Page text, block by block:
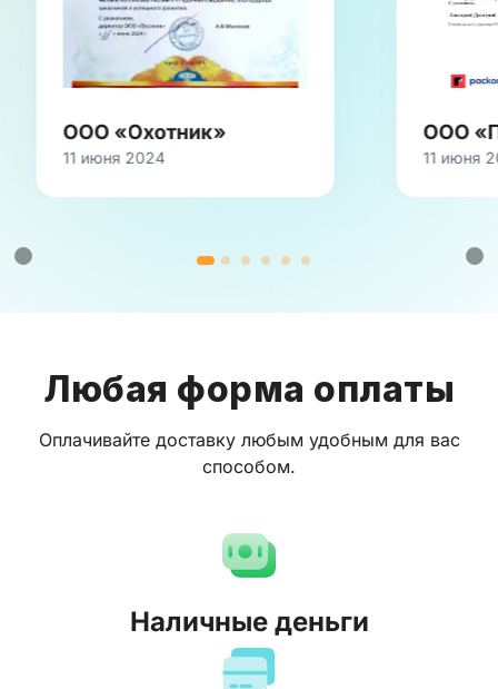
ООО «Охотник»
11 июня 2024
ООО
11 июня
Любая форма оплаты
Оплачивайте доставку любым удобным для вас
способом.
Наличные деньги